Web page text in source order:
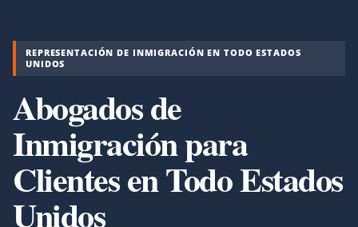
REPRESENTACIÓN DE INMIGRACIÓN EN TODO ESTADOS
UNIDOS
Abogados de
Inmigración para
Clientes en Todo Estados
Unidos